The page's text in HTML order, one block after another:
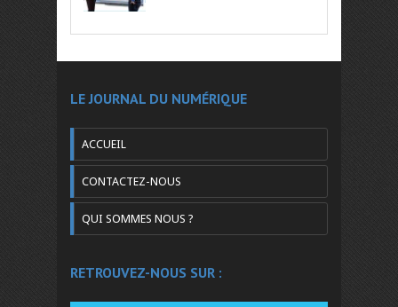
LE JOURNAL DU NUMÉRIQUE
ACCUEIL
CONTACTEZ-NOUS
QUI SOMMES NOUS ?
RETROUVEZ-NOUS SUR :